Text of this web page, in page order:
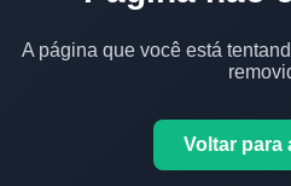
A página que você está
Voltar para